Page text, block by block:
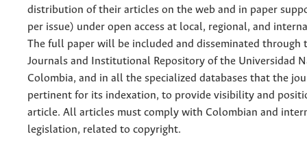
distribution of their articles on the web and in paper
per issue) under open access at local, regional, and
The full paper will be included and disseminated through
Journals and Institutional Repository of the Universidad
Colombia, and in all the specialized databases that the
pertinent for its indexation, to provide visibility and
article. All articles must comply with Colombian and
legislation, related to copyright.